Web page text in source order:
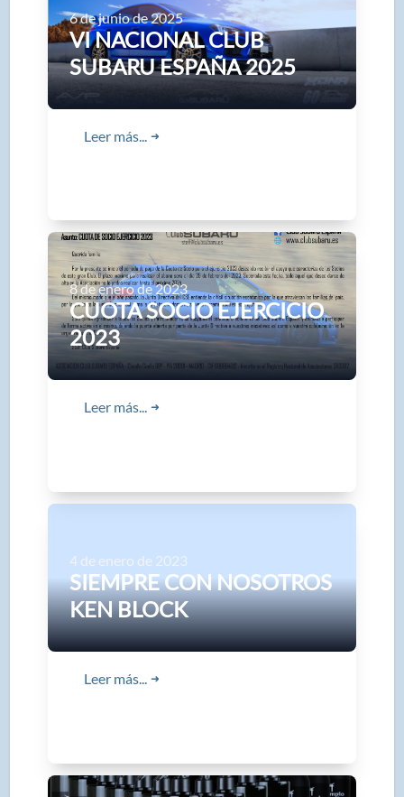
VI NACIONAL CLUB
SUBARU ESPAÑA 2025
6 de junio de 2025
Leer más... ➜
CUOTA SOCIO EJERCICIO
2023
8 de enero de 2023
Leer más... ➜
SIEMPRE CON NOSOTROS
KEN BLOCK
4 de enero de 2023
Leer más... ➜